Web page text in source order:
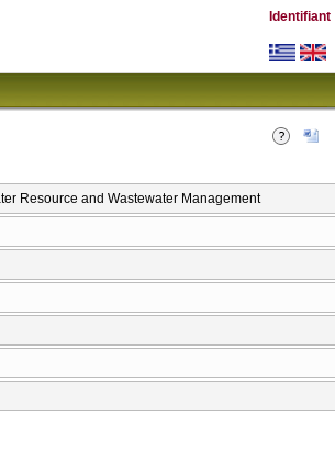
Identifiant
Resource and Wastewater Management